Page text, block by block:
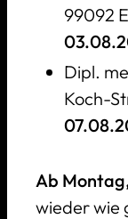
Erfurt
99092
Dipl.
Koch-
Ab
wieder wie